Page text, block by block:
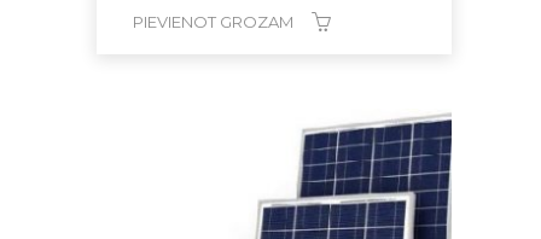
PIEVIENOT GROZAM